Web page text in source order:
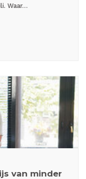
Waar…
van minder